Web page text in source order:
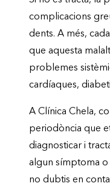
complicacions
dents. A més,
que aquesta
problemes
cardíaques,
A Clínica Chela,
periodòncia que
diagnosticar i
algun símptoma o
no dubtis en